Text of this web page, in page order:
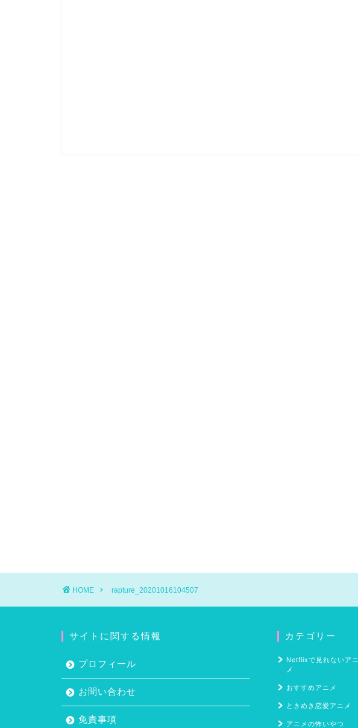
HOME rapture_20201016104507
サイトに関する情報
プロフィール
お問い合わせ
免責事項
カテゴリー
Netflixで見れないアニ
メ
おすすめアニメ
ときめき恋愛アニメ
アニメの怖いやつ